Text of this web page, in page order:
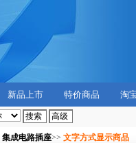
新品上市 特价商品 淘
集成电路插座>> 文字方式显示商品